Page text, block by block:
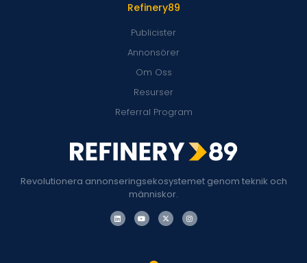
Revolutionera annonseringsekosystemet genom teknik och
människor.
Refinery89
Publicister
Annonsörer
Om Oss
Resurser
Referral Program